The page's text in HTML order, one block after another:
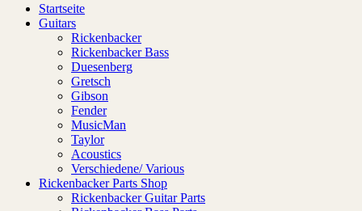
Startseite
Guitars
Rickenbacker
Rickenbacker Bass
Duesenberg
Gretsch
Gibson
Fender
MusicMan
Taylor
Acoustics
Verschiedene/ Various
Rickenbacker Parts Shop
Rickenbacker Guitar Parts